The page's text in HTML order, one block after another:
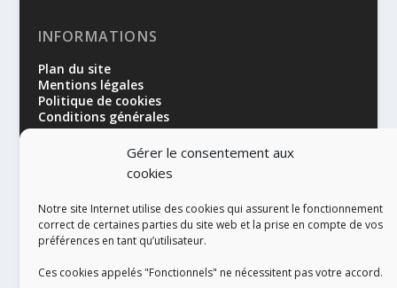
Gérer le consentement aux
cookies
Notre site Internet utilise des cookies qui assurent le fonctionnement
correct de certaines parties du site web et la prise en compte de vos
préférences en tant qu’utilisateur.
Ces cookies appelés "Fonctionnels" ne nécessitent pas votre accord.
INFORMATIONS
Plan du site
Mentions légales
Politique de cookies
Conditions générales